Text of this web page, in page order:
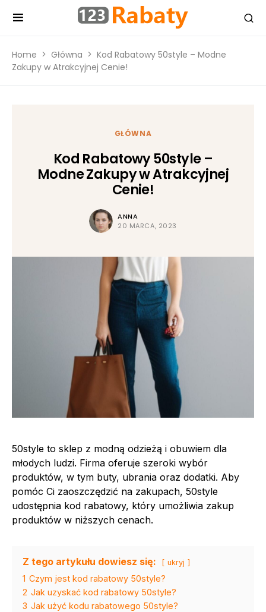
Home Główna
Kod Rabatowy 50style – Modne
Zakupy w Atrakcyjnej Cenie!
GŁÓWNA
Kod Rabatowy 50style –
Modne Zakupy w Atrakcyjnej
Cenie!
ANNA
20 MARCA, 2023
50style to sklep z modną odzieżą i obuwiem dla
młodych ludzi. Firma oferuje szeroki wybór
produktów, w tym buty, ubrania oraz dodatki. Aby
pomóc Ci zaoszczędzić na zakupach, 50style
udostępnia kod rabatowy, który umożliwia zakup
produktów w niższych cenach.
Z tego artykułu dowiesz się: ukryj
1 Czym jest kod rabatowy 50style?
2 Jak uzyskać kod rabatowy 50style?
3 Jak użyć kodu rabatowego 50style?